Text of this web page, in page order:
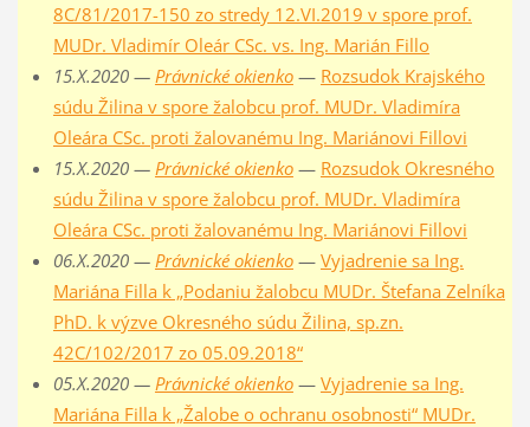
8C/81/2017-150 zo stredy 12.VI.2019 v spore prof.
MUDr. Vladimír Oleár CSc. vs. Ing. Marián Fillo
15.X.2020 — Právnické okienko— Rozsudok Krajského
súdu Žilina v spore žalobcu prof. MUDr. Vladimíra
Oleára CSc. proti žalovanému Ing. Mariánovi Fillovi
15.X.2020 — Právnické okienko— Rozsudok Okresného
súdu Žilina v spore žalobcu prof. MUDr. Vladimíra
Oleára CSc. proti žalovanému Ing. Mariánovi Fillovi
06.X.2020 — Právnické okienko— Vyjadrenie sa Ing.
Mariána Filla k „Podaniu žalobcu MUDr. Štefana Zelníka
PhD. k výzve Okresného súdu Žilina, sp.zn.
42C/102/2017 zo 05.09.2018“
05.X.2020 — Právnické okienko— Vyjadrenie sa Ing.
Mariána Filla k „Žalobe o ochranu osobnosti“ MUDr.